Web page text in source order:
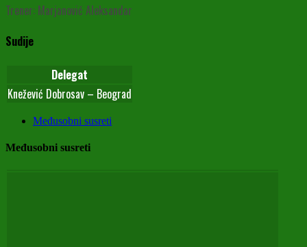
Trener: Marjanović Aleksandar
Sudije
Delegat
Knežević Dobrosav – Beograd
Međusobni susreti
Međusobni susreti